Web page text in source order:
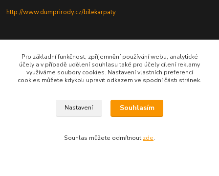
http://www.dumprirody.cz/bilekarpaty
+420 725 437 882
+420 727 880 789
Pro základní funkčnost, zpříjemnění používání webu, analytické
účely a v případě udělení souhlasu také pro účely cílení reklamy
využíváme soubory cookies. Nastavení vlastních preferencí
cookies můžete kdykoli upravit odkazem ve spodní části stránek.
Nastavení Souhlasím
Souhlas můžete odmítnout zde.